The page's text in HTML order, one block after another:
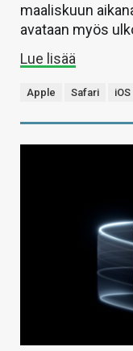
maaliskuun
avataan myös
Lue lisää
Apple Safari iOS